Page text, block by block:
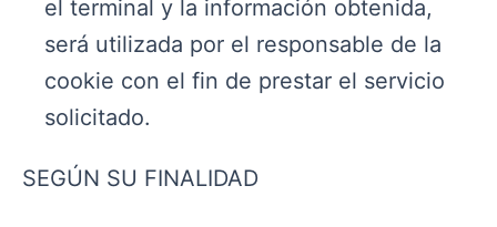
el terminal y la información obtenida,
será utilizada por el responsable de la
cookie con el fin de prestar el servicio
solicitado.
SEGÚN SU FINALIDAD